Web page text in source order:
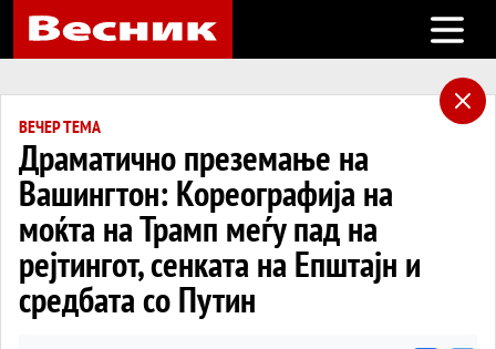
Open
ВЕЧЕР ТЕМА
Драматично преземање на
Вашингтон: Кореографија на
моќта на Трамп меѓу пад на
рејтингот, сенката на Епштајн и
средбата со Путин